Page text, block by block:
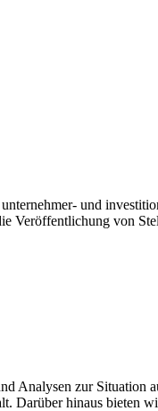
und
Veröffentlichung von
Analysen zur
Darüber hinaus bieten